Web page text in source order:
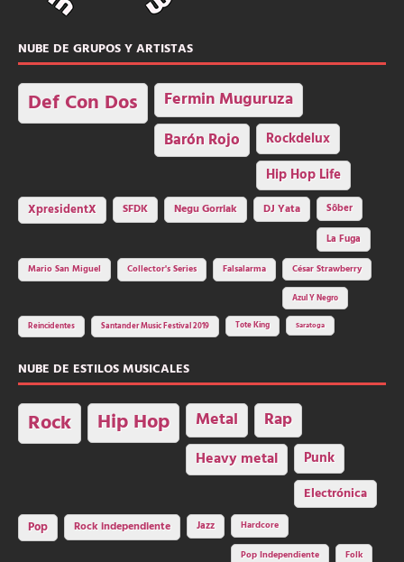
NUBE DE GRUPOS Y ARTISTAS
Def Con Dos Fermin Muguruza
Barón Rojo Rockdelux
Hip Hop Life
XpresidentX SFDK Negu Gorriak DJ Yata
Sôber
La Fuga
Mario San Miguel
Collector's Series Falsalarma César Strawberry
Azul Y Negro
Reincidentes Santander Music Festival 2019 Tote King Saratoga
NUBE DE ESTILOS MUSICALES
Rock Hip Hop Metal Rap
Heavy metal Punk
Electrónica
Pop Rock independiente Jazz Hardcore
Pop Independiente Folk